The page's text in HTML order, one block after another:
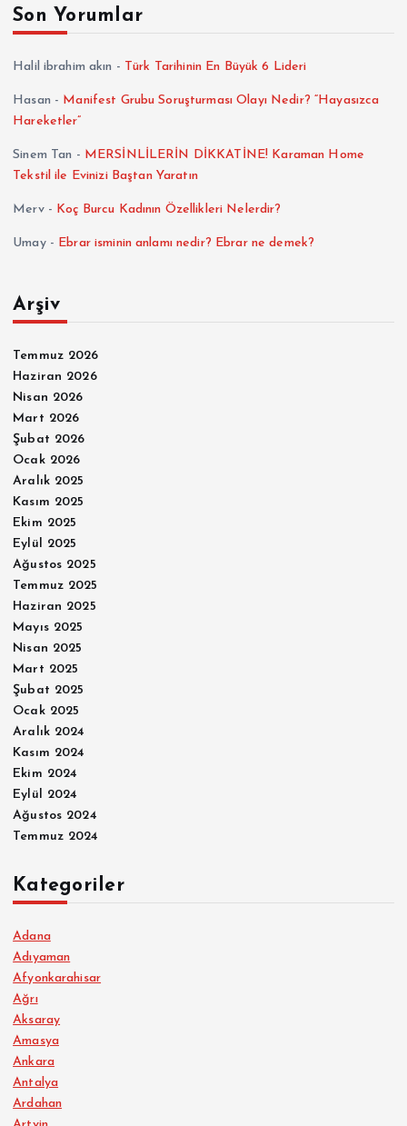
Son Yorumlar
Halil ibrahim akın - Türk Tarihinin En Büyük 6 Lideri
Hasan - Manifest Grubu Soruşturması Olayı Nedir? “Hayasızca
Hareketler”
Sinem Tan - MERSİNLİLERİN DİKKATİNE! Karaman Home
Tekstil ile Evinizi Baştan Yaratın
Merv- Koç Burcu Kadının Özellikleri Nelerdir?
Umay- Ebrar isminin anlamı nedir? Ebrar ne demek?
Arşiv
Temmuz 2026
Haziran 2026
Nisan 2026
Mart 2026
Şubat 2026
Ocak 2026
Aralık 2025
Kasım 2025
Ekim 2025
Eylül 2025
Ağustos 2025
Temmuz 2025
Haziran 2025
Mayıs 2025
Nisan 2025
Mart 2025
Şubat 2025
Ocak 2025
Aralık 2024
Kasım 2024
Ekim 2024
Eylül 2024
Ağustos 2024
Temmuz 2024
Kategoriler
Adana
Adıyaman
Afyonkarahisar
Ağrı
Aksaray
Amasya
Ankara
Antalya
Ardahan